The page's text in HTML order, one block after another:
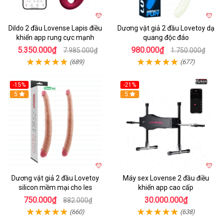
Dildo 2 đầu Lovense Lapis điều
khiển app rung cực mạnh
5.350.000₫ 7.985.000₫
(689)
Dương vật giả 2 đầu Lovetoy dạ
quang độc đáo
980.000₫ 1.750.000₫
(677)
-15%
Hot
5
Dương vật giả 2 đầu Lovetoy
silicon mềm mại cho les
750.000₫ 882.000₫
(660)
-21%
Hot
5
Máy sex Lovense 2 đầu điều
khiển app cao cấp
30.000.000₫
(638)